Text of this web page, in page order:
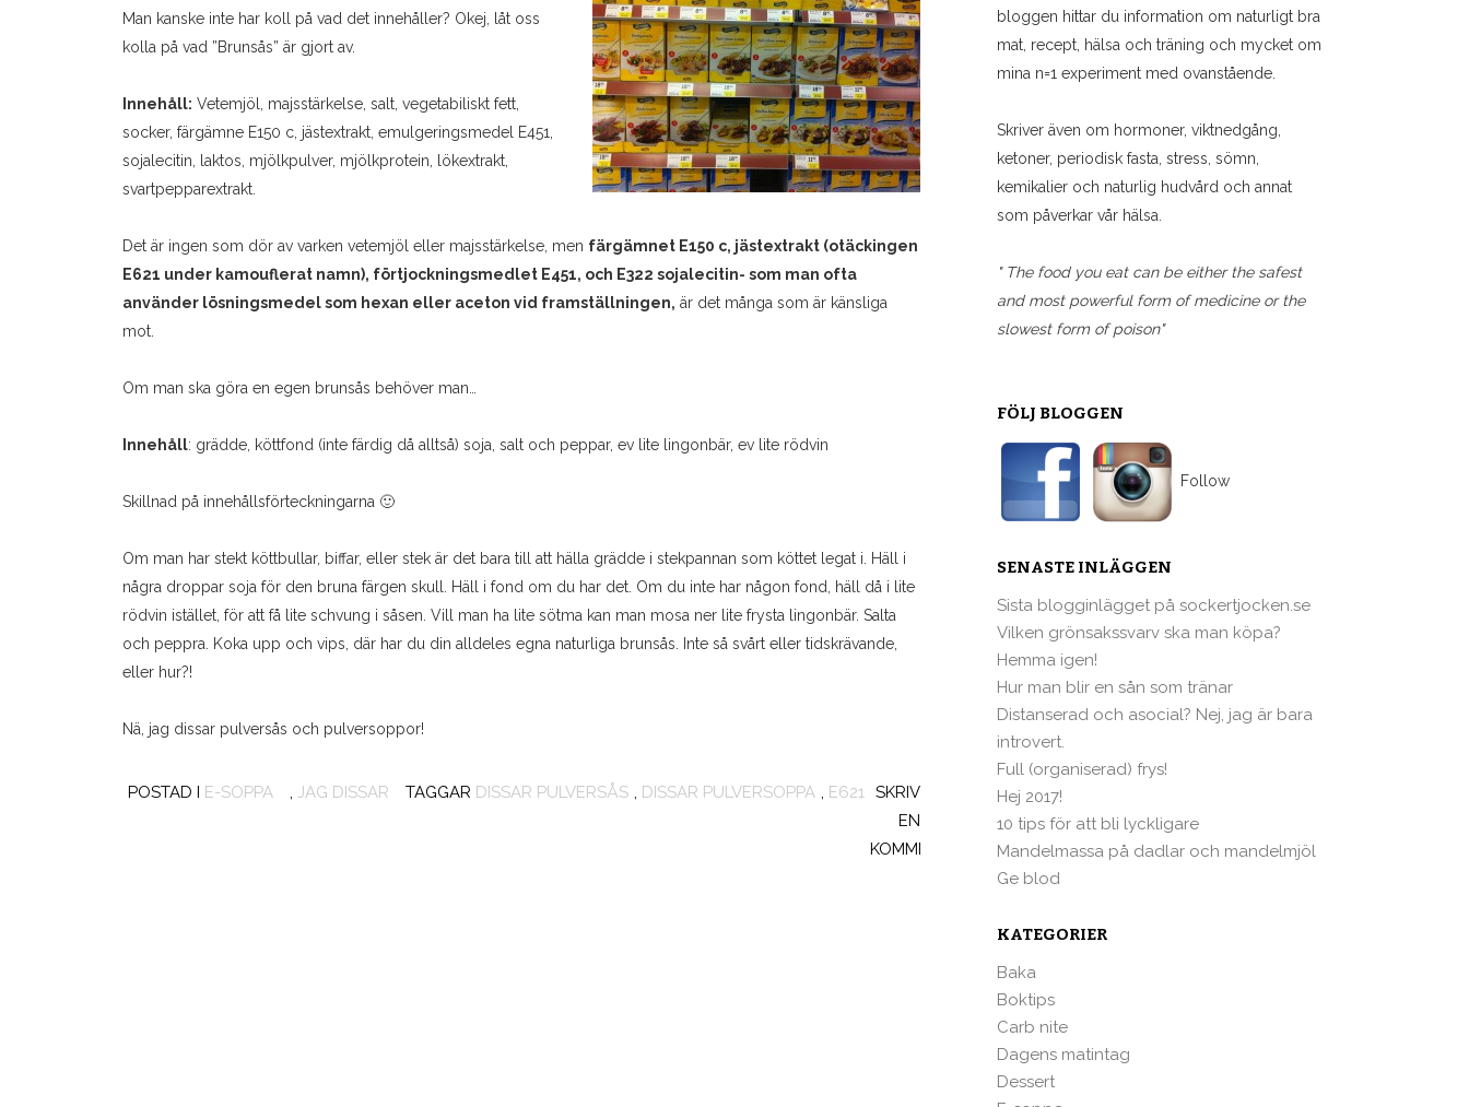
Man kanske inte har koll på vad det innehåller? Okej, låt oss
kolla på vad ”Brunsås” är gjort av.
Innehåll: Vetemjöl, majsstärkelse, salt, vegetabiliskt fett,
socker, färgämne E150 c, jästextrakt, emulgeringsmedel E451,
sojalecitin, laktos, mjölkpulver, mjölkprotein, lökextrakt,
svartpepparextrakt.
Det är ingen som dör av varken vetemjöl eller majsstärkelse, men färgämnet E150 c, jästextrakt (otäckingen
E621 under kamouflerat namn), förtjockningsmedlet E451, och E322 sojalecitin- som man ofta
använder lösningsmedel som hexan eller aceton vid framställningen, är det många som är känsliga
mot.
Om man ska göra en egen brunsås behöver man…
Innehåll: grädde, köttfond (inte färdig då alltså) soja, salt och peppar, ev lite lingonbär, ev lite rödvin
Skillnad på innehållsförteckningarna 🙂
Om man har stekt köttbullar, biffar, eller stek är det bara till att hälla grädde i stekpannan som köttet legat i. Häll i
några droppar soja för den bruna färgen skull. Häll i fond om du har det. Om du inte har någon fond, häll då i lite
rödvin istället, för att få lite schvung i såsen. Vill man ha lite sötma kan man mosa ner lite frysta lingonbär. Salta
och peppra. Koka upp och vips, där har du din alldeles egna naturliga brunsås. Inte så svårt eller tidskrävande,
eller hur?!
Nä, jag dissar pulversås och pulversoppor!
POSTAD I E-SOPPA , JAG DISSAR TAGGAR DISSAR PULVERSÅS , DISSAR PULVERSOPPA , E621 SKRIV
EN
KOMMENTAR
bloggen hittar du information om naturligt bra
mat, recept, hälsa och träning och mycket om
mina n=1 experiment med ovanstående.
Skriver även om hormoner, viktnedgång,
ketoner, periodisk fasta, stress, sömn,
kemikalier och naturlig hudvård och annat
som påverkar vår hälsa.
" The food you eat can be either the safest
and most powerful form of medicine or the
slowest form of poison"
FÖLJ BLOGGEN
Follow
SENASTE INLÄGGEN
Sista blogginlägget på sockertjocken.se
Vilken grönsakssvarv ska man köpa?
Hemma igen!
Hur man blir en sån som tränar
Distanserad och asocial? Nej, jag är bara
introvert.
Full (organiserad) frys!
Hej 2017!
10 tips för att bli lyckligare
Mandelmassa på dadlar och mandelmjöl
Ge blod
KATEGORIER
Baka
Boktips
Carb nite
Dagens matintag
Dessert